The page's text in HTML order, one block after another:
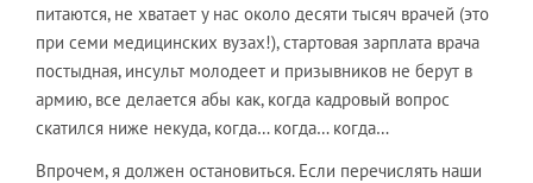
питаются, не хватает у нас около десяти тысяч врачей (это
при семи медицинских вузах!), стартовая зарплата врача
постыдная, инсульт молодеет и призывников не берут в
армию, все делается абы как, когда кадровый вопрос
скатился ниже некуда, когда… когда… когда…
Впрочем, я должен остановиться. Если перечислять наши